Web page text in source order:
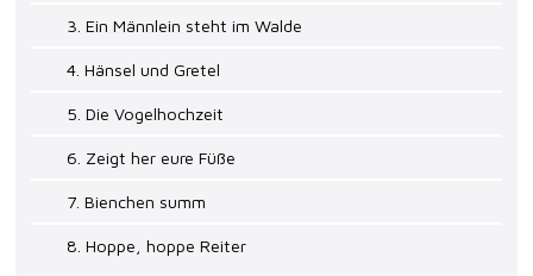
3. Ein Männlein steht im Walde
4. Hänsel und Gretel
5. Die Vogelhochzeit
6. Zeigt her eure Füße
7. Bienchen summ
8. Hoppe, hoppe Reiter